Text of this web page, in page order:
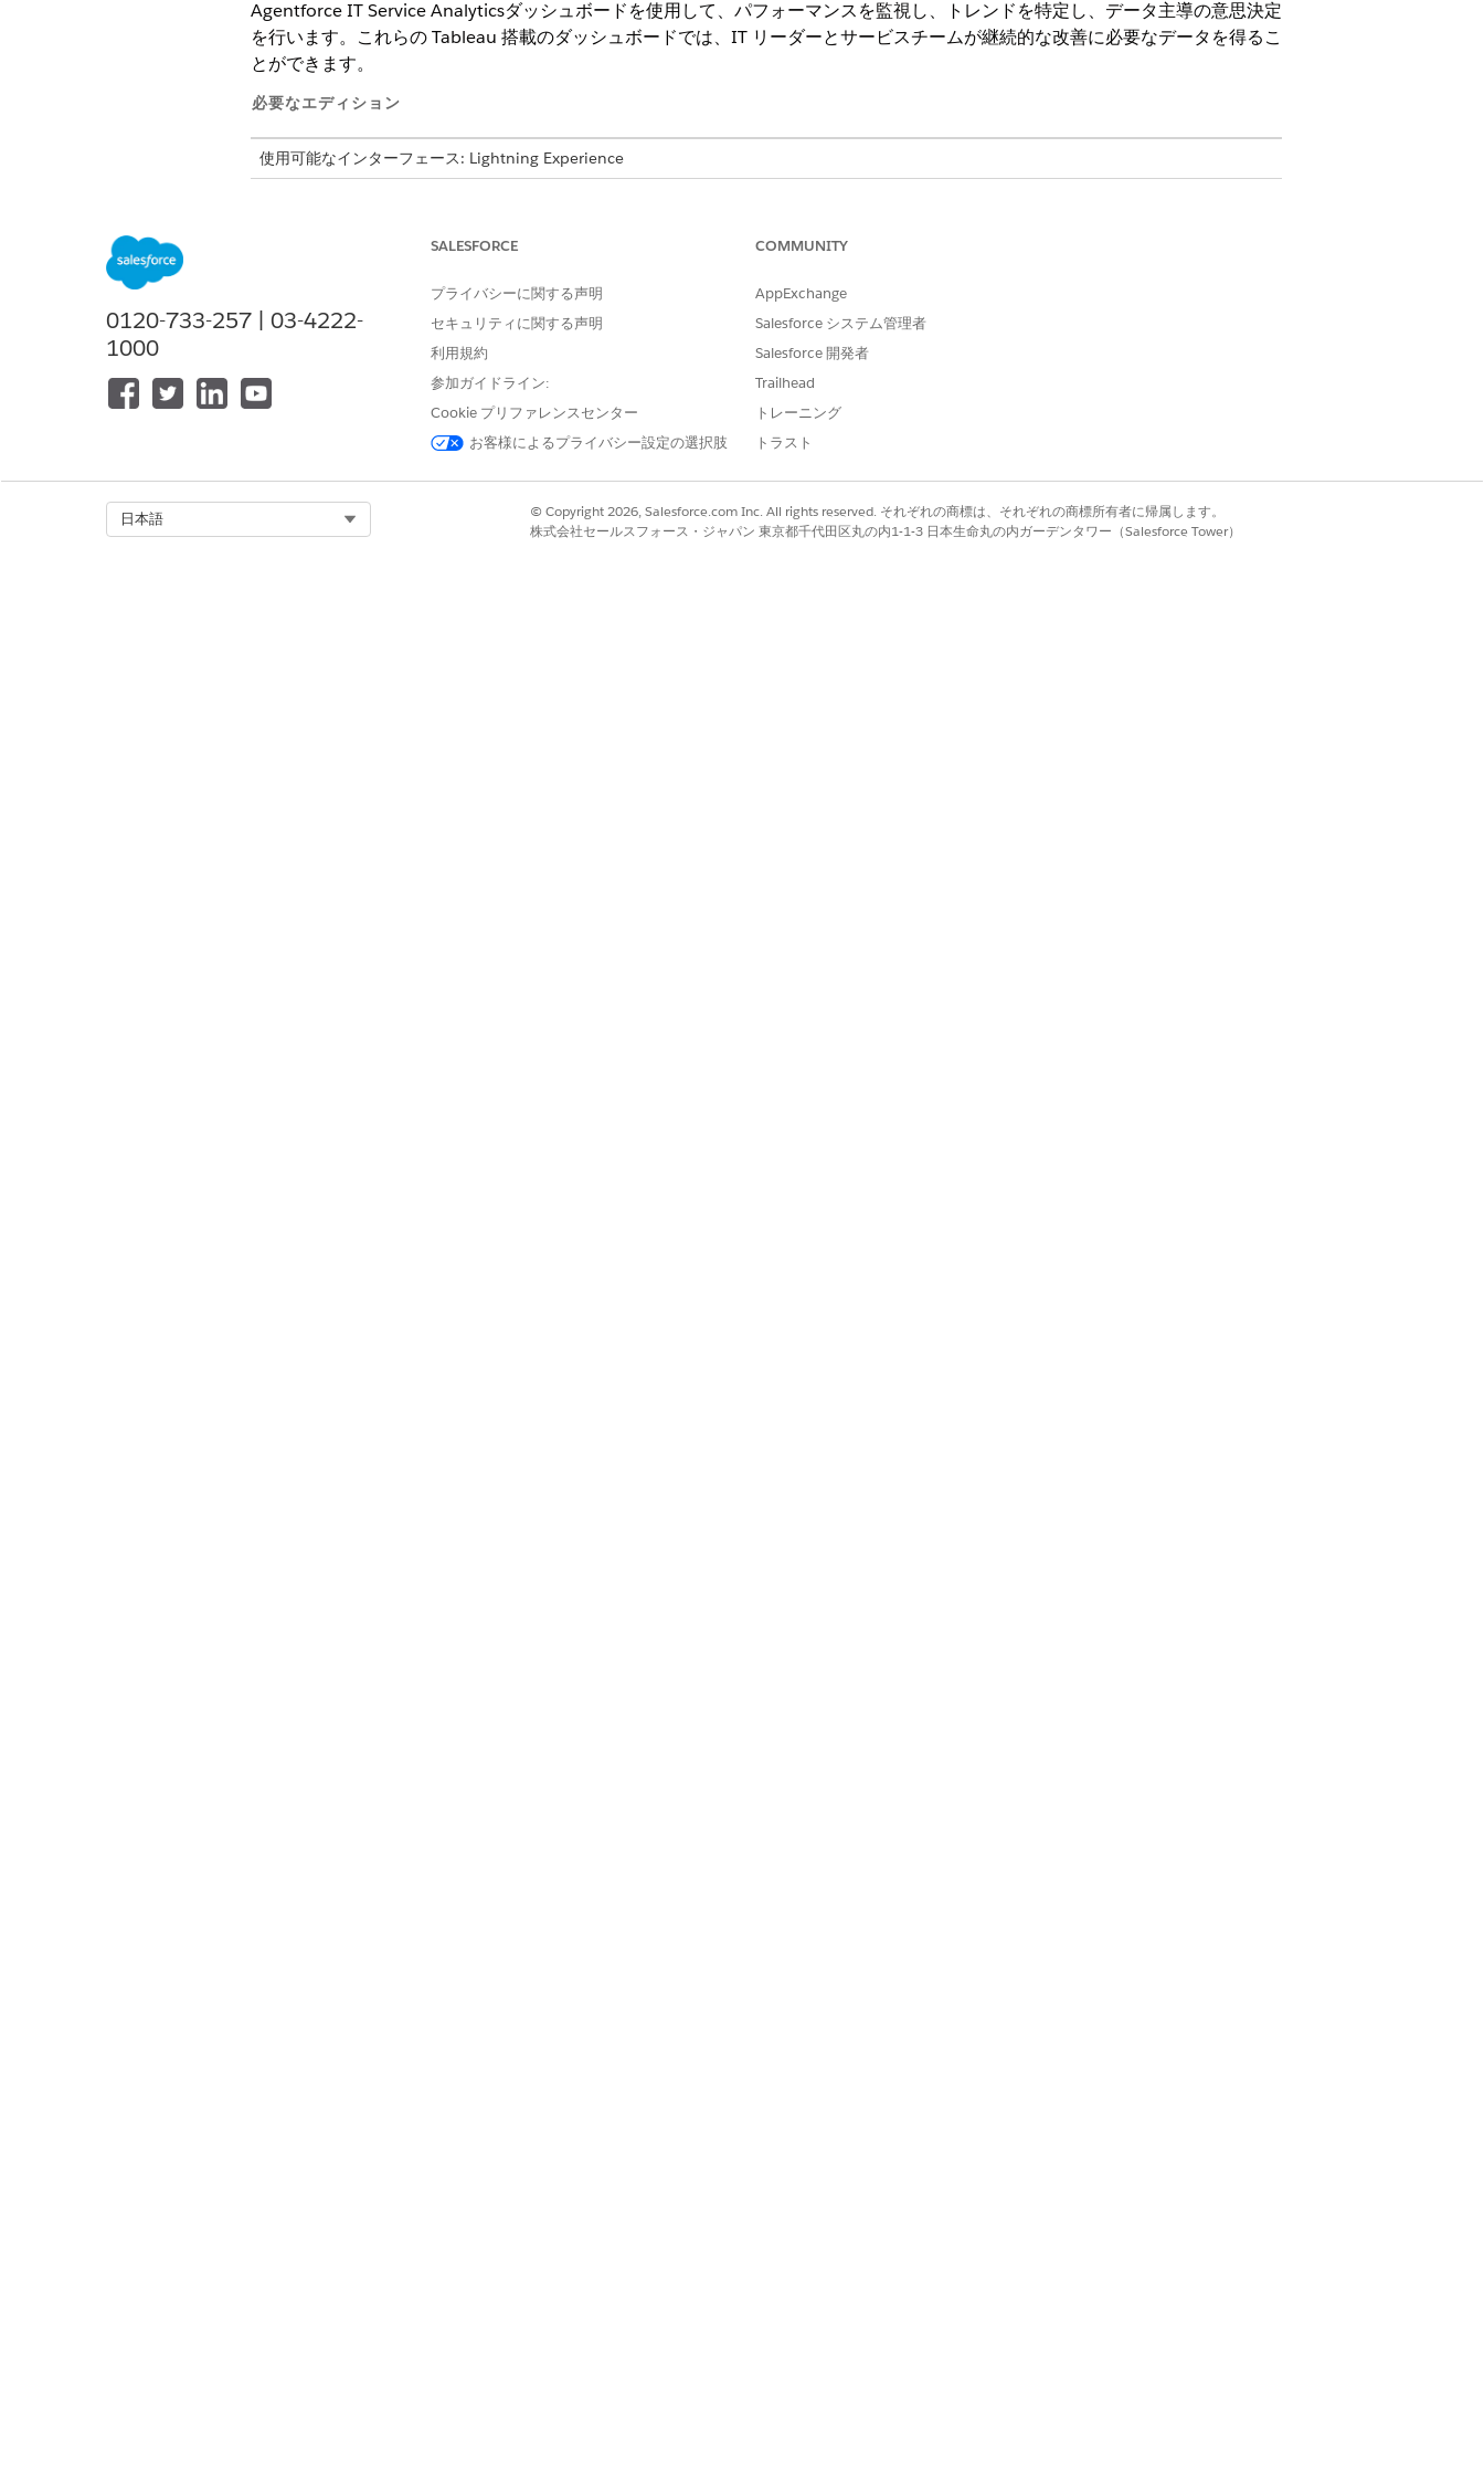
Agentforce IT Service Analyticsダッシュボードを使用して、パフォーマンスを監視し、トレンドを特定し、データ主導の意思決定
を行います。これらの Tableau 搭載のダッシュボードでは、IT リーダーとサービスチームが継続的な改善に必要なデータを得るこ
とができます。
必要なエディション
使用可能なインターフェース: Lightning Experience
Agentforce IT Service Analytics ダッシュボードの設定
Agentforce IT Service Analytics ダッシュボード
Agentforce IT Service Intelligenceアプリケーションを使用して、貴重なインサイトを取得し、ITリーダーとチームの意思決定を強化します。イ
ンシデント、変更、Knowledge などのダッシュボードにアクセスして、Agentforce IT Service Analytics の主要な使用事例に対応します。包括
的な分析ソリューションを活用して、全体的な IT 運用と効率を向上させます。
この記事で問題は解決されましたか?
ご意見をお待ちしております。
0120-733-257 | 03-4222-
1000
SALESFORCE
プライバシーに関する声明
セキュリティに関する声明
利用規約
参加ガイドライン:
Cookie プリファレンスセンター
お客様によるプライバシー設定の選択肢
COMMUNITY
AppExchange
Salesforce システム管理者
Salesforce 開発者
Trailhead
トレーニング
トラスト
日本語
© Copyright 2026, Salesforce.com Inc. All rights reserved. それぞれの商標は、それぞれの商標所有者に帰属します。
株式会社セールスフォース・ジャパン 東京都千代田区丸の内1-1-3 日本生命丸の内ガーデンタワー（Salesforce Tower）